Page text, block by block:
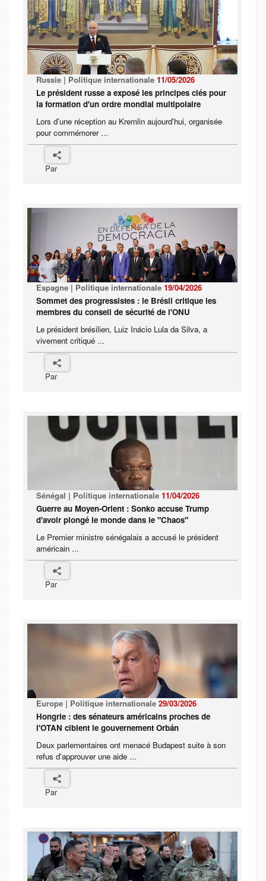
Russie | Politique internationale 11/05/2026
Le président russe a exposé les principes clés pour
la formation d'un ordre mondial multipolaire
Lors d'une réception au Kremlin aujourd'hui, organisée
pour commémorer ...
Par
Espagne | Politique internationale 19/04/2026
Sommet des progressistes : le Brésil critique les
membres du conseil de sécurité de l'ONU
Le président brésilien, Luiz Inácio Lula da Silva, a
vivement critiqué ...
Par
Sénégal | Politique internationale 11/04/2026
Guerre au Moyen-Orient : Sonko accuse Trump
d'avoir plongé le monde dans le "Chaos"
Le Premier ministre sénégalais a accusé le président
américain ...
Par
Europe | Politique internationale 29/03/2026
Hongrie : des sénateurs américains proches de
l'OTAN ciblent le gouvernement Orbán
Deux parlementaires ont menacé Budapest suite à son
refus d'approuver une aide ...
Par